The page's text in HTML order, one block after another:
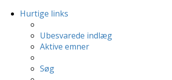
Hurtige links
Ubesvarede indlæg
Aktive emner
Søg